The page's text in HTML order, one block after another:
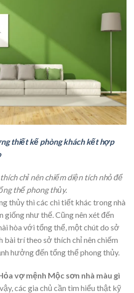
thiết kế phòng khách kết hợp
chỉ nên chiếm diện tích nhỏ để
thể phong thủy.
thủy thì các chi tiết khác trong nhà
giống như thế. Cũng nên xét đến
hòa với tổng thể, một chút do sở
bài trí theo sở thích chỉ nên chiếm
hưởng đến tổng thể phong thủy.
vợ mệnh Mộc sơn nhà màu gì
các gia chủ cần tìm hiểu thật kỹ